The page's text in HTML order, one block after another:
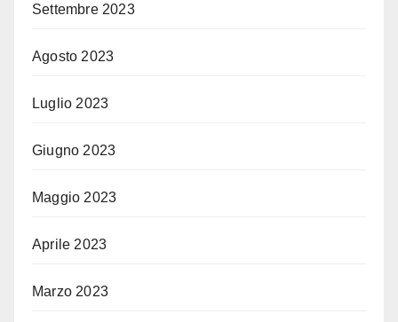
Settembre 2023
Agosto 2023
Luglio 2023
Giugno 2023
Maggio 2023
Aprile 2023
Marzo 2023